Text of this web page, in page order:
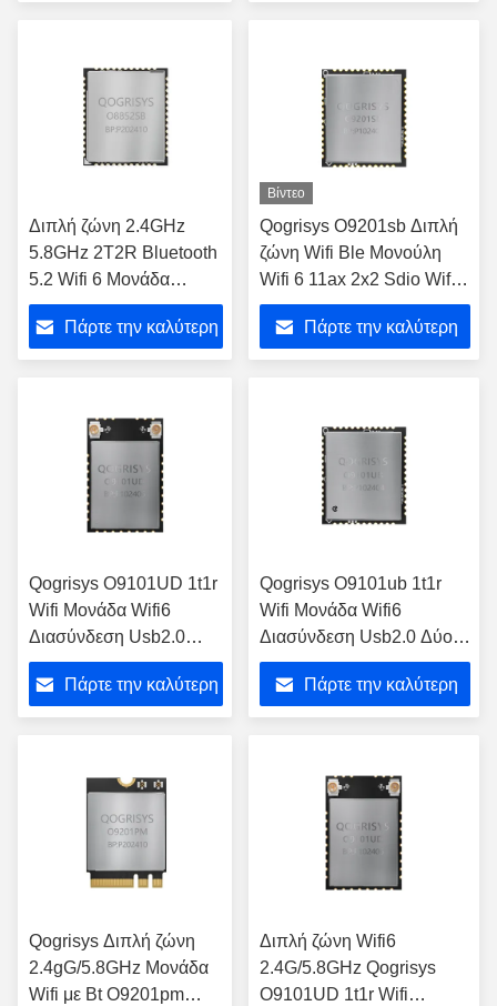
Διπλή ζώνη 2.4GHz
5.8GHz 2T2R Bluetooth
5.2 Wifi 6 Μονάδα
1200mbps WiFi Μονάδα
SDIO3.0 διεπαφή
Πάρτε την καλύτερη
Βίντεο
Qogrisys O9201sb Διπλή
ζώνη Wifi Ble Μονούλη
Wifi 6 11ax 2x2 Sdio Wifi
Μονούλες 1200mbps
Πάρτε την καλύτερη
Qogrisys O9101UD 1t1r
Wifi Μονάδα Wifi6
Διασύνδεση Usb2.0
Δυαδική ζώνη Μονάδα
Wifi με BtΠάρτε την καλύτερη
Qogrisys O9101ub 1t1r
Wifi Μονάδα Wifi6
Διασύνδεση Usb2.0 Δύο
ζώνη Μονάδα Wifi με Bt
Πάρτε την καλύτερη
Qogrisys Διπλή ζώνη
2.4gG/5.8GHz Μονάδα
Wifi με Bt O9201pm
Διπλή ζώνη Wifi6
2.4G/5.8GHz Qogrisys
O9101UD 1t1r Wifi